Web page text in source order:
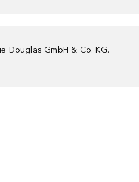
Douglas GmbH & Co. KG.